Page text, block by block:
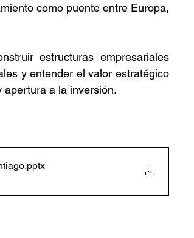
como puente entre Europa,
estructuras empresariales
y entender el valor estratégico
apertura a la inversión.
.pptx